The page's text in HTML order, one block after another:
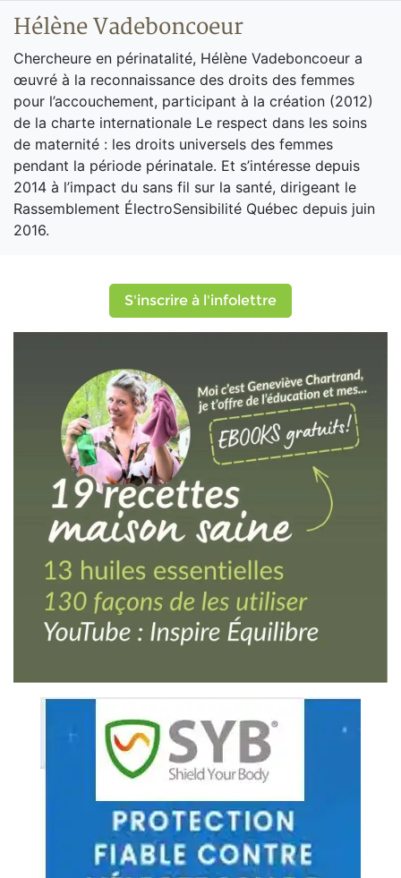
Hélène Vadeboncoeur
Chercheure en périnatalité, Hélène Vadeboncoeur a
œuvré à la reconnaissance des droits des femmes
pour l’accouchement, participant à la création (2012)
de la charte internationale Le respect dans les soins
de maternité : les droits universels des femmes
pendant la période périnatale. Et s’intéresse depuis
2014 à l’impact du sans fil sur la santé, dirigeant le
Rassemblement ÉlectroSensibilité Québec depuis juin
2016.
S'inscrire à l'infolettre